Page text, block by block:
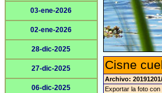
03-ene-2026
02-ene-2026
28-dic-2025
27-dic-2025
06-dic-2025
Cisne
Archivo:
Exportar la foto con